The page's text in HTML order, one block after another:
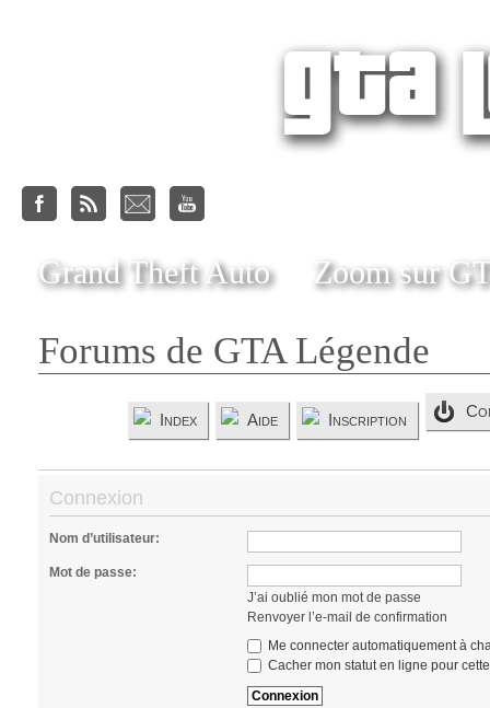
Grand Theft Auto Zoom sur
Forums de GTA Légende
Index Aide Inscription
Connexion
Nom d’utilisateur:
Mot de passe:
J’ai oublié mon mot de passe
Renvoyer l’e-mail de confirmation
Me connecter automatiquement à
Cacher mon statut en ligne pour